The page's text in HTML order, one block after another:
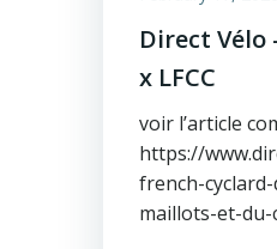
Direct Vélo
x LFCC
voir l’article
https://
french-
maillots-et-